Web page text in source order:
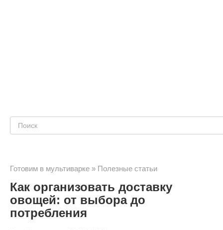
Поиск:
Готовим в мультиварке » Полезные статьи
Как организовать доставку
овощей: от выбора до
потребления